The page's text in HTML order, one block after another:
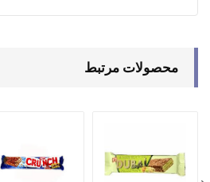
محصولات مرتبط